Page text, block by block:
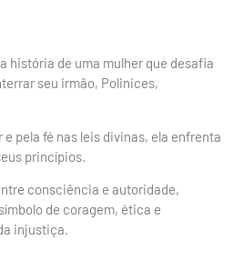
história de uma mulher que desafia
seu irmão, Polinices,
pela fé nas leis divinas, ela enfrenta
princípios.
consciência e autoridade,
de coragem, ética e
injustiça.